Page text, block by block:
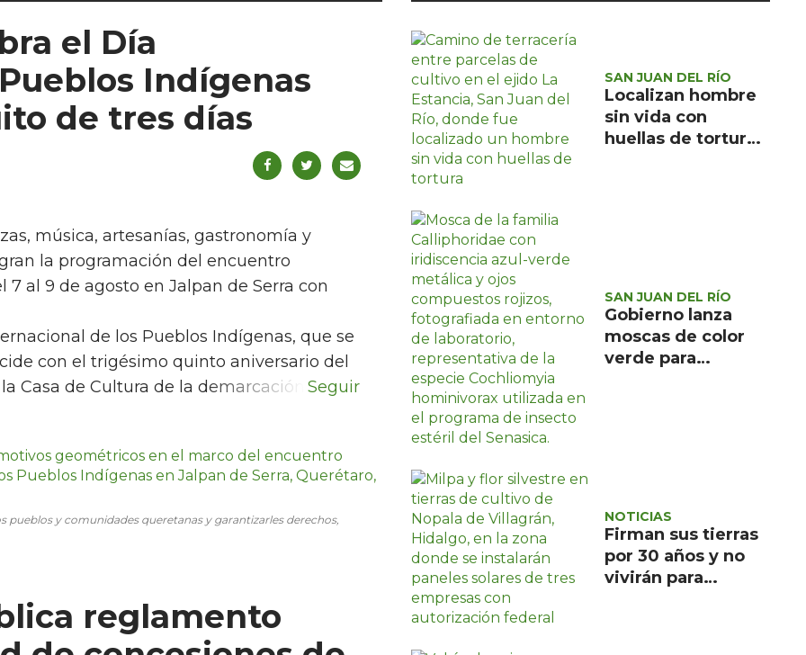
el Día
Indígenas
de tres días
pueblos y comunidades queretanas y garantizarles derechos,
música, artesanías, gastronomía y
la programación del encuentro
al 9 de agosto en Jalpan de Serra con
de los Pueblos Indígenas, que se
con el trigésimo quinto aniversario del
Casa de Cultura de la demarcación.
SAN JUAN DEL RÍO
Localizan hombre
sin vida con
huellas de tortura
SAN JUAN DEL RÍO
Gobierno lanza
moscas de color
verde para
NOTICIAS
Firman sus tierras
por 30 años y no
vivirán para
reglamento